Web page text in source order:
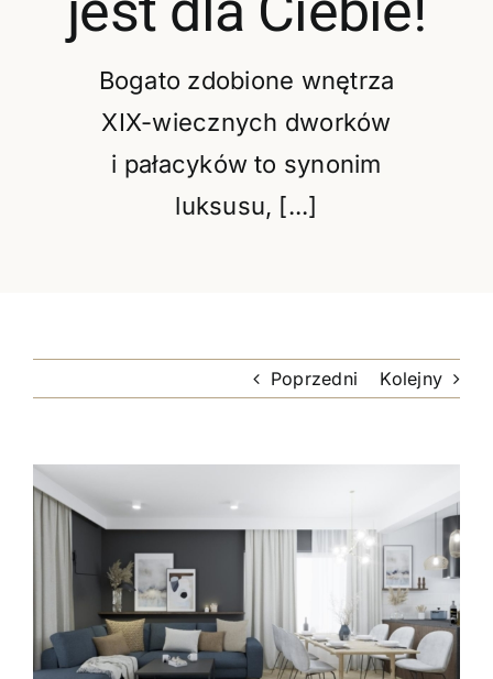
BLOG
Bogato zdobione wnętrza
XIX-wiecznych dworków
i pałacyków to synonim
luksusu, [...]
Poprzedni Kolejny
większy
obrazek